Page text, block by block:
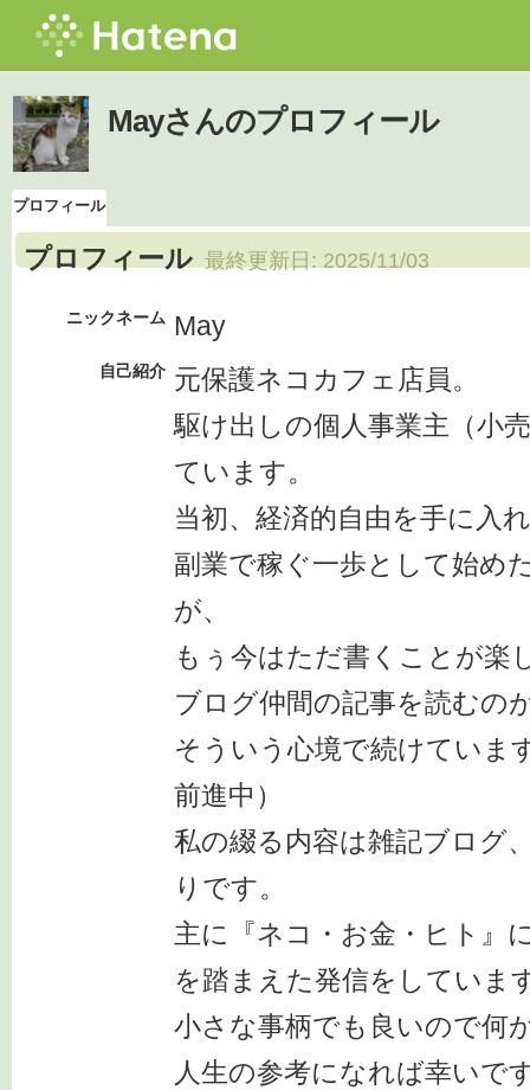
Mayさんのプロフィール
プロフィール
プロフィール 最終更新日: 2025/11/03
ニックネーム May
自己紹介 元保護ネコカフェ店員。
駆け出しの個人事業主（小
ています。
当初、経済的自由を手に入
副業で稼ぐ一歩として始め
が、
もぅ今はただ書くことが楽
ブログ仲間の記事を読むの
そういう心境で続けていま
前進中）
私の綴る内容は雑記ブログ
りです。
主に『ネコ・お金・ヒト』
を踏まえた発信をしていま
小さな事柄でも良いので何
人生の参考になれば幸いで